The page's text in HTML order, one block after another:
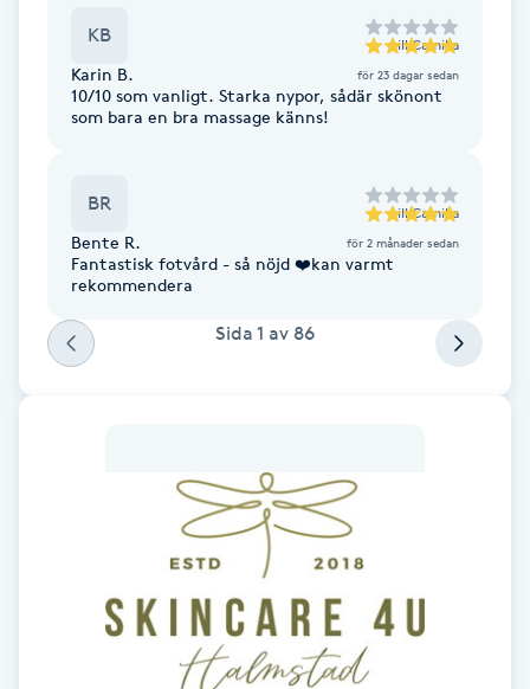
Gel naglar
Gellack
Gellack med förstärkning
Gravidmassage
KB till Camilla
Karin B. för 23 dagar sedan
10/10 som vanligt. Starka nypor, sådär skönont
som bara en bra massage känns!
BR till Camilla
Bente R. för 2 månader sedan
Fantastisk fotvård - så nöjd ❤️kan varmt
rekommendera
Sida 1 av 86